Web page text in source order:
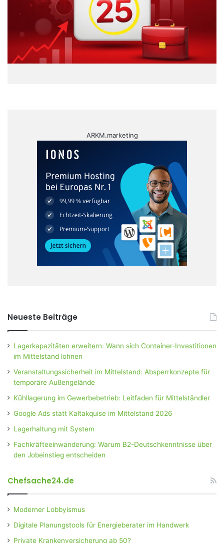
ARKM.marketing
Neueste Beiträge
Lagerkapazitäten erweitern: Wann sich Container-Investitionen
im Mittelstand lohnen
Veranstaltungssicherheit im Mittelstand: Absperrkonzepte für
temporäre Außengelände
Kühllagerung im Gewerbebetrieb: Leitfaden für Mittelständler
Google Ads statt Kaltakquise im Mittelstand 2026
Lagerhaltung mit System
Fachkräfteeinwanderung: Warum B2-Deutschkenntnisse über
den Jobeinstieg entscheiden
Chefsache24.de
Moderner Lobbyismus
Digitale Planungstools für Energieberater im Handwerk
Private Krankenversicherung ab 50?